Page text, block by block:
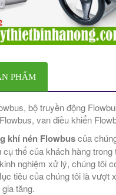
PHẨM
bộ truyền động
van điều khiển
khí nén Flowbuscủa
thể của khách hàng
nghiệm xử lý, chúng tôi
tiêu của chúng tôi là
tăng.